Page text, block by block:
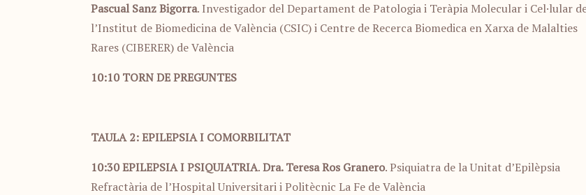
Pascual Sanz Bigorra. Investigador del Departament de Patologia i Teràpia Molecular i Cel·lular
l’Institut de Biomedicina de València (CSIC) i Centre de Recerca Biomedica en Xarxa de Malalties
Rares (CIBERER) de València
10:10 TORN DE PREGUNTES
TAULA 2: EPILEPSIA I COMORBILITAT
10:30EPILEPSIA I PSIQUIATRIA.Dra. Teresa Ros Granero. Psiquiatra de la Unitat d’Epilèpsia
Refractària de l’Hospital Universitari i Politècnic La Fe de València